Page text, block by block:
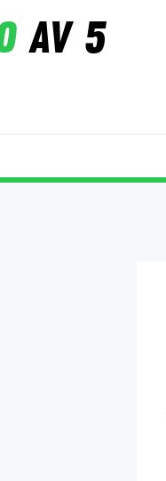
av 5